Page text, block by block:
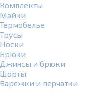
Комплекты
Майки
Термобелье
Трусы
Носки
Брюки
Джинсы и брюки
Шорты
Варежки и перчатки